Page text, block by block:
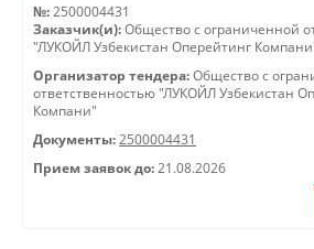
№: 2500004431
Заказчик(и): Общество с ограниченной
"ЛУКОЙЛ Узбекистан Оперейтинг
Организатор тендера: Общество с
ответственностью "ЛУКОЙЛ Узбекистан
Компани"
Документы: 2500004431
Прием заявок до: 21.08.2026